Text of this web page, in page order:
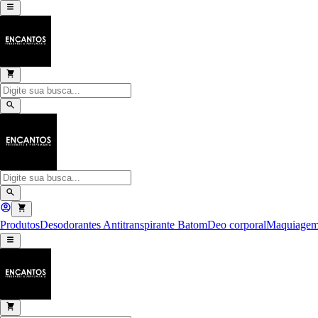
ProdutosDesodorantes Antitranspirante BatomDeo corporal